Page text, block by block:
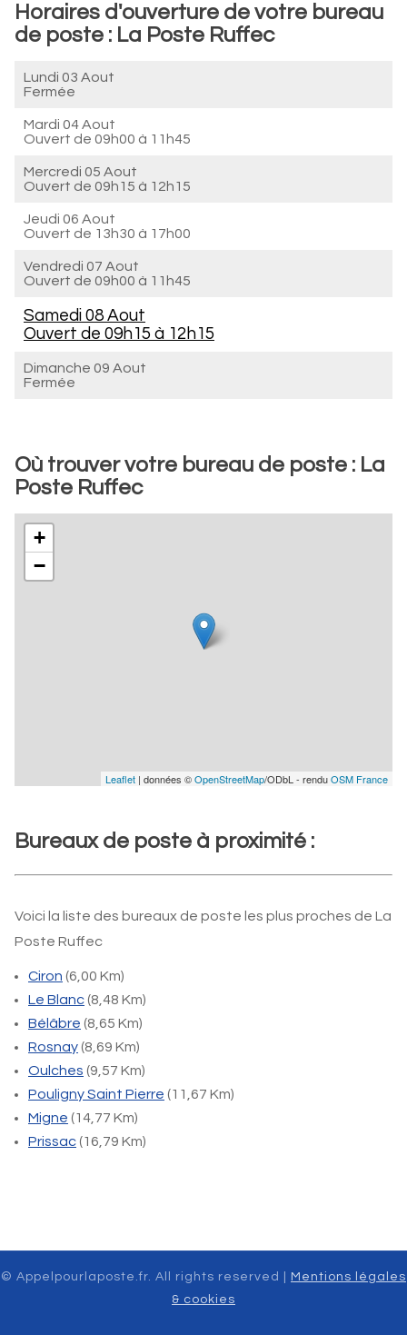
Horaires d'ouverture de votre bureau
de poste : La Poste Ruffec
Lundi 03 Aout
Fermée
Mardi 04 Aout
Ouvert de 09h00 à 11h45
Mercredi 05 Aout
Ouvert de 09h15 à 12h15
Jeudi 06 Aout
Ouvert de 13h30 à 17h00
Vendredi 07 Aout
Ouvert de 09h00 à 11h45
Samedi 08 Aout
Ouvert de 09h15 à 12h15
Dimanche 09 Aout
Fermée
Où trouver votre bureau de poste : La
Poste Ruffec
+
−
Leaflet | données ©OpenStreetMap/ODbL - renduOSM France
Bureaux de poste à proximité :
Voici la liste des bureaux de poste les plus proches de La
Poste Ruffec
Ciron (6,00 Km)
Le Blanc(8,48 Km)
Bélâbre (8,65 Km)
Rosnay(8,69 Km)
Oulches (9,57 Km)
Pouligny Saint Pierre (11,67 Km)
Migne (14,77 Km)
Prissac(16,79 Km)
© Appelpourlaposte.fr. All rights reserved |
Mentions légales
& cookies